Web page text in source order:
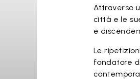
Attraverso
città e le
e
Le
fondatore